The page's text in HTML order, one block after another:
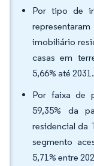
Por tipo de
imobiliário
casas em
5,66% até 2031.
Por faixa de
59,35% da
residencial da
segmento
5,71% entre